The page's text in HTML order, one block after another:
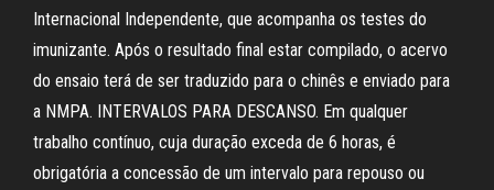
Internacional Independente, que acompanha os testes do
imunizante. Após o resultado final estar compilado, o acervo
do ensaio terá de ser traduzido para o chinês e enviado para
a NMPA. INTERVALOS PARA DESCANSO. Em qualquer
trabalho contínuo, cuja duração exceda de 6 horas, é
obrigatória a concessão de um intervalo para repouso ou